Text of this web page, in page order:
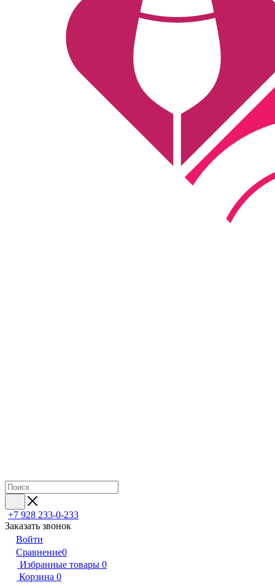
+7 928 233-0-233
Заказать звонок
Войти
Сравнение0
Избранные товары 0
Корзина 0